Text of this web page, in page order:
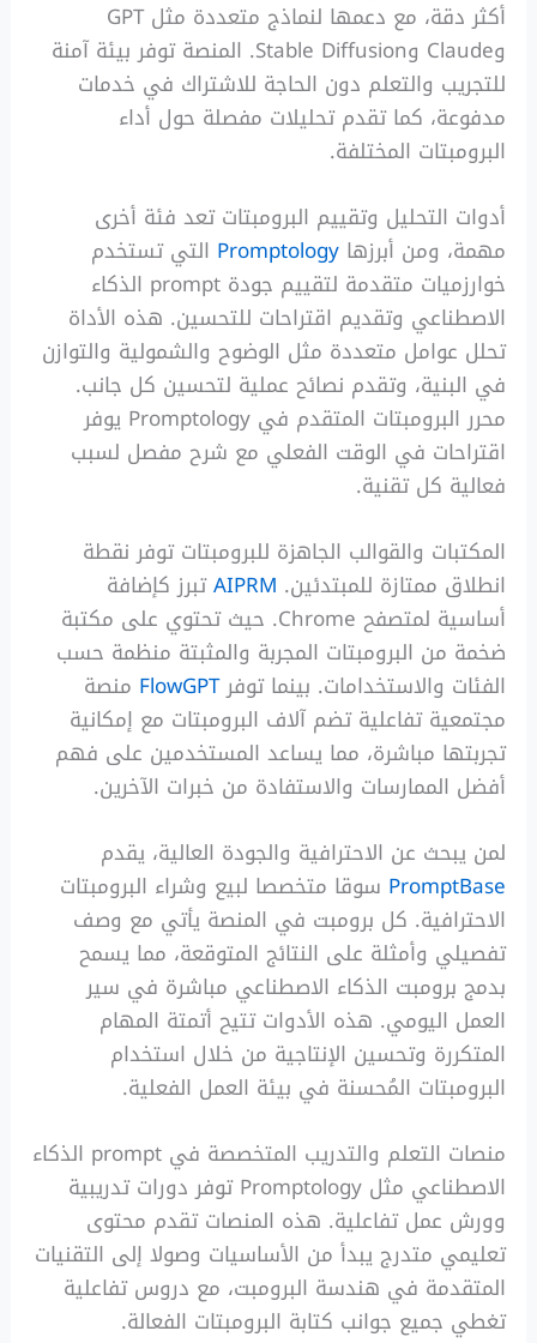
أكثر دقة، مع دعمها لنماذج متعددة مثل GPT
وClaude وStable Diffusion. المنصة توفر بيئة آمنة
للتجريب والتعلم دون الحاجة للاشتراك في خدمات
مدفوعة، كما تقدم تحليلات مفصلة حول أداء
البرومبتات المختلفة.
أدوات التحليل وتقييم البرومبتات تعد فئة أخرى
مهمة، ومن أبرزهاPromptology التي تستخدم
خوارزميات متقدمة لتقييم جودة prompt الذكاء
الاصطناعي وتقديم اقتراحات للتحسين. هذه الأداة
تحلل عوامل متعددة مثل الوضوح والشمولية والتوازن
في البنية، وتقدم نصائح عملية لتحسين كل جانب.
محرر البرومبتات المتقدم في Promptology يوفر
اقتراحات في الوقت الفعلي مع شرح مفصل لسبب
فعالية كل تقنية.
المكتبات والقوالب الجاهزة للبرومبتات توفر نقطة
انطلاق ممتازة للمبتدئين. AIPRMتبرز كإضافة
أساسية لمتصفح Chrome. حيث تحتوي على مكتبة
ضخمة من البرومبتات المجربة والمثبتة منظمة حسب
الفئات والاستخدامات. بينما توفرFlowGPT منصة
مجتمعية تفاعلية تضم آلاف البرومبتات مع إمكانية
تجربتها مباشرة، مما يساعد المستخدمين على فهم
أفضل الممارسات والاستفادة من خبرات الآخرين.
لمن يبحث عن الاحترافية والجودة العالية، يقدم
PromptBase سوقا متخصصا لبيع وشراء البرومبتات
الاحترافية. كل برومبت في المنصة يأتي مع وصف
تفصيلي وأمثلة على النتائج المتوقعة، مما يسمح
بدمج برومبت الذكاء الاصطناعي مباشرة في سير
العمل اليومي. هذه الأدوات تتيح أتمتة المهام
المتكررة وتحسين الإنتاجية من خلال استخدام
البرومبتات المُحسنة في بيئة العمل الفعلية.
منصات التعلم والتدريب المتخصصة في prompt الذكاء
الاصطناعي مثل Promptology توفر دورات تدريبية
وورش عمل تفاعلية. هذه المنصات تقدم محتوى
تعليمي متدرج يبدأ من الأساسيات وصولا إلى التقنيات
المتقدمة في هندسة البرومبت، مع دروس تفاعلية
تغطي جميع جوانب كتابة البرومبتات الفعالة.